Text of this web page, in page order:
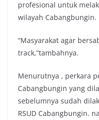
profesional untuk
wilayah Cabangbungin.
“Masyarakat agar
track,”tambahnya.
Menurutnya , perkara
Cabangbungin yang
sebelumnya sudah
RSUD Cabangbungin.